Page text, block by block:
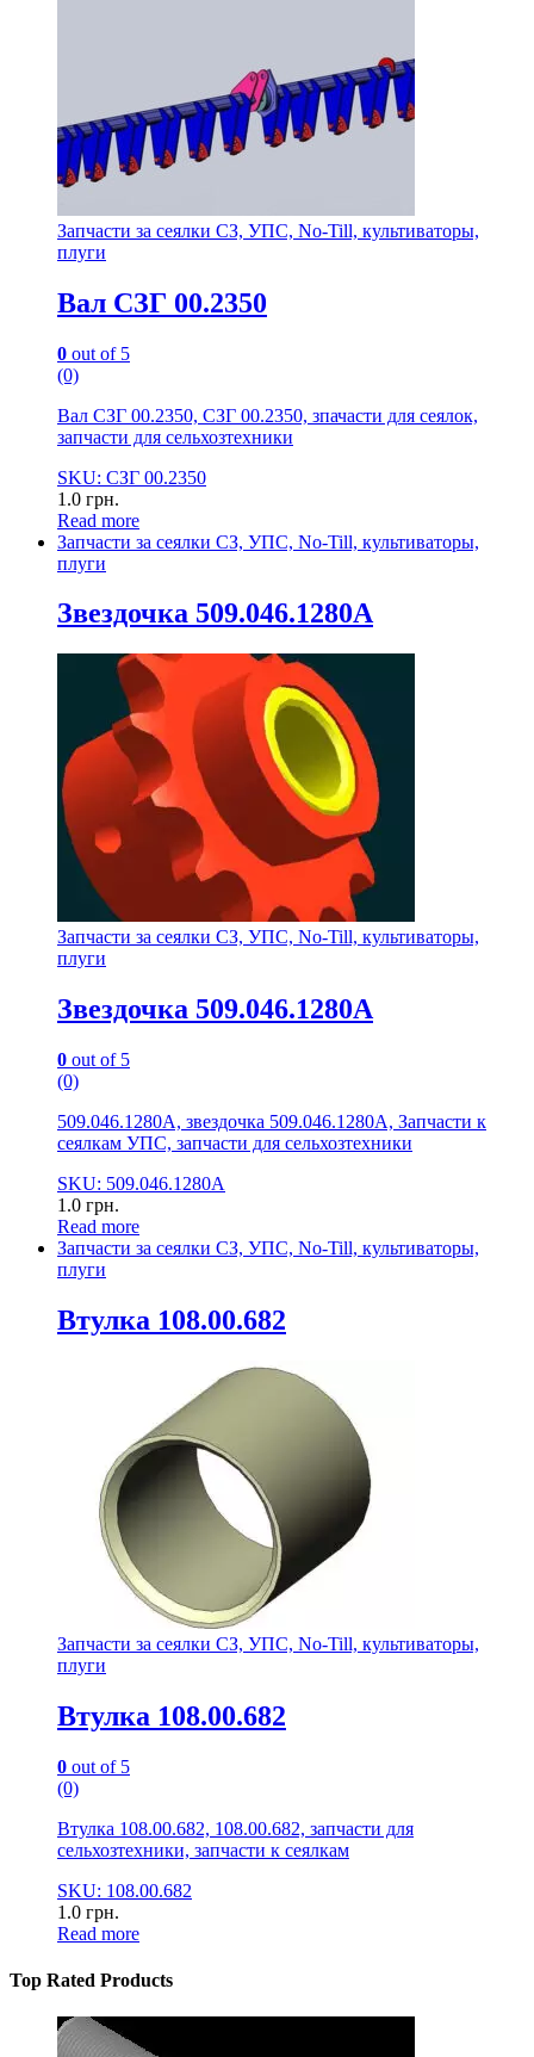
Запчасти за сеялки СЗ, УПС, No-Till, культиваторы,
плуги
Вал СЗГ 00.2350
0 out of 5
(0)
Вал СЗГ 00.2350, СЗГ 00.2350, зпачасти для сеялок,
запчасти для сельхозтехники
SKU: СЗГ 00.2350
1.0 грн.
Read more
Запчасти за сеялки СЗ, УПС, No-Till, культиваторы,
плуги
Звездочка 509.046.1280А
Запчасти за сеялки СЗ, УПС, No-Till, культиваторы,
плуги
Звездочка 509.046.1280А
0 out of 5
(0)
509.046.1280А, звездочка 509.046.1280А, Запчасти к
сеялкам УПС, запчасти для сельхозтехники
SKU: 509.046.1280А
1.0 грн.
Read more
Запчасти за сеялки СЗ, УПС, No-Till, культиваторы,
плуги
Втулка 108.00.682
Запчасти за сеялки СЗ, УПС, No-Till, культиваторы,
плуги
Втулка 108.00.682
0 out of 5
(0)
Втулка 108.00.682, 108.00.682, запчасти для
сельхозтехники, запчасти к сеялкам
SKU: 108.00.682
1.0 грн.
Read more
Top Rated Products